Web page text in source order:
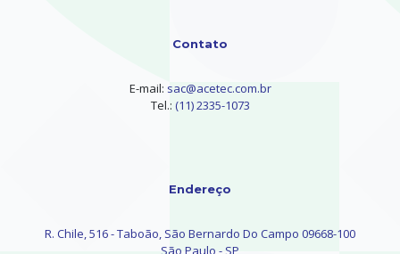
Contato
E-mail: sac@acetec.com.br
Tel.: (11) 2335-1073
Endereço
R. Chile, 516 - Taboão, São Bernardo Do Campo 09668-100
São Paulo - SP